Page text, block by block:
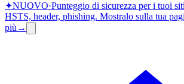
✦NUOVO·Punteggio di sicurezza per i tuoi
HSTS, header, phishing. Mostralo sulla tua
più →